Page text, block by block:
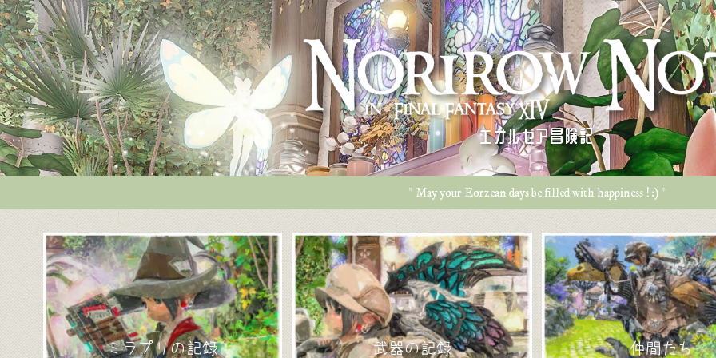
エオルゼア冒険記
* May your Eorzean days be filled with happiness ! :) *
ミラプリの記録 武器の記録 仲間たち